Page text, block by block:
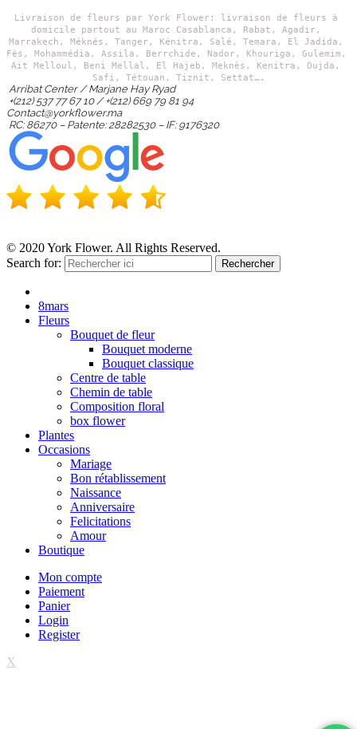
Livraison de fleurs par York Flower: livraison de fleurs à
Marrakech,
Méknés, Tanger, Kénitra, Salé, Temara, El Jadida,
Fès, Mohammédia, Assila, Berrchide, Nador, Khouriga, Gulemim,
Ait Melloul, Beni Mellal, El Hajeb, Meknès, Kenitra, Oujda,
Safi, Tétouan, Tiznit, Settat….
Arribat Center / Marjane Hay Ryad
+(212) 537 77 67 10 / +(212) 669 79 81 94
Contact@yorkflower.ma
RC: 86270 – Patente: 28282530 – IF: 9176320
© 2020 York Flower. All Rights Reserved.
Search for:
Rechercher
8mars
Fleurs
Bouquet de fleur
Bouquet moderne
Bouquet classique
Centre de table
Chemin de table
Composition floral
box flower
Plantes
Occasions
Mariage
Bon rétablissement
Naissance
Anniversaire
Felicitations
Amour
Boutique
Mon compte
Paiement
Panier
Login
Register
X